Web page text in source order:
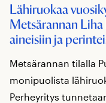
Lähiruokaa
Metsärannan
aineisiin ja
Metsärannan tilalla
monipuolista
Perheyritys tunnetaan